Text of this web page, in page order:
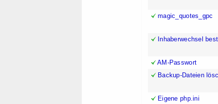
magic_quotes_gpc
Inhaberwechsel
AM-Passwort
Backup-Dateien
Eigene php.ini